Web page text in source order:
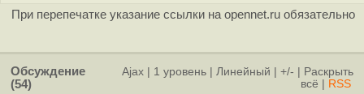
При перепечатке указание ссылки на opennet.ru обязательно
Обсуждение
(54)
Ajax 1 уровень Линейный +/-
Раскрыть
всё
RSS